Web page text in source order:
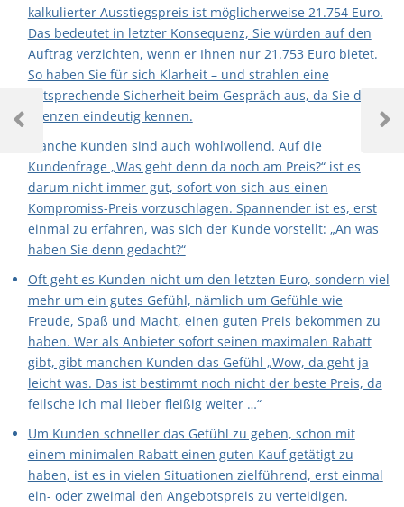
kalkulierter Ausstiegspreis ist möglicherweise 21.754 Euro.
Das bedeutet in letzter Konsequenz, Sie würden auf den
Auftrag verzichten, wenn er Ihnen nur 21.753 Euro bietet.
So haben Sie für sich Klarheit – und strahlen eine
entsprechende Sicherheit beim Gespräch aus, da Sie die
Grenzen eindeutig kennen.
Manche Kunden sind auch wohlwollend. Auf die
Kundenfrage „Was geht denn da noch am Preis?“ ist es
darum nicht immer gut, sofort von sich aus einen
Kompromiss-Preis vorzuschlagen. Spannender ist es, erst
einmal zu erfahren, was sich der Kunde vorstellt: „An was
haben Sie denn gedacht?“
Oft geht es Kunden nicht um den letzten Euro, sondern viel
mehr um ein gutes Gefühl, nämlich um Gefühle wie
Freude, Spaß und Macht, einen guten Preis bekommen zu
haben. Wer als Anbieter sofort seinen maximalen Rabatt
gibt, gibt manchen Kunden das Gefühl „Wow, da geht ja
leicht was. Das ist bestimmt noch nicht der beste Preis, da
feilsche ich mal lieber fleißig weiter …“
Um Kunden schneller das Gefühl zu geben, schon mit
einem minimalen Rabatt einen guten Kauf getätigt zu
haben, ist es in vielen Situationen zielführend, erst einmal
ein- oder zweimal den Angebotspreis zu verteidigen.